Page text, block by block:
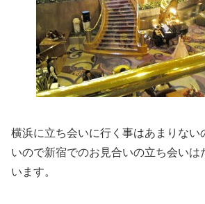
横浜に立ち会いに行く事はあまりない
いので新宿でのお見合いの立ち会いは
います。